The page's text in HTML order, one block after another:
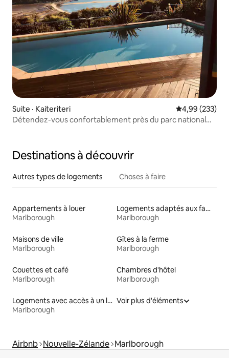
Suite · Kaiteriteri Note
4,99 (233)
Détendez-vous confortablement près du parc national
Destinations à découvrir
Autres types de logements Choses à faire
Appartements à louer
Marlborough
Logements adaptés aux familles à louer
Marlborough
Maisons de ville
Marlborough
Gîtes à la ferme
Marlborough
Couettes et café
Marlborough
Chambres d'hôtel
Marlborough
Logements avec accès à un lac
Marlborough
Voir plus d'éléments
Airbnb Nouvelle-Zélande Marlborough